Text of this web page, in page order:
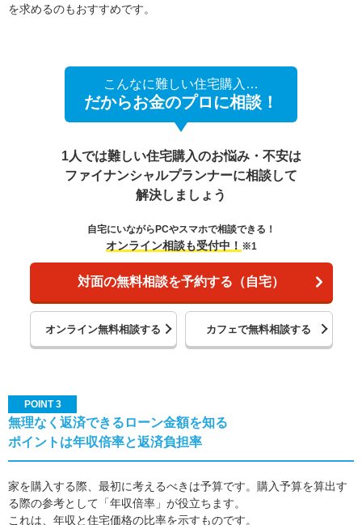
を求めるのもおすすめです。
こんなに難しい住宅購入…
だからお金のプロに相談！
1人では難しい住宅購入のお悩み・不安は
ファイナンシャルプランナーに相談して
解決しましょう
自宅にいながらPCやスマホで相談できる！
オンライン相談も受付中！ ※1
対面の無料相談を予約する（自宅）
オンライン無料相談する カフェで無料相談する
POINT 3
無理なく返済できるローン金額を知る
ポイントは年収倍率と返済負担率
家を購入する際、最初に考えるべきは予算です。購入予算を算出す
る際の参考として「年収倍率」が役立ちます。
これは、年収と住宅価格の比率を示すものです。